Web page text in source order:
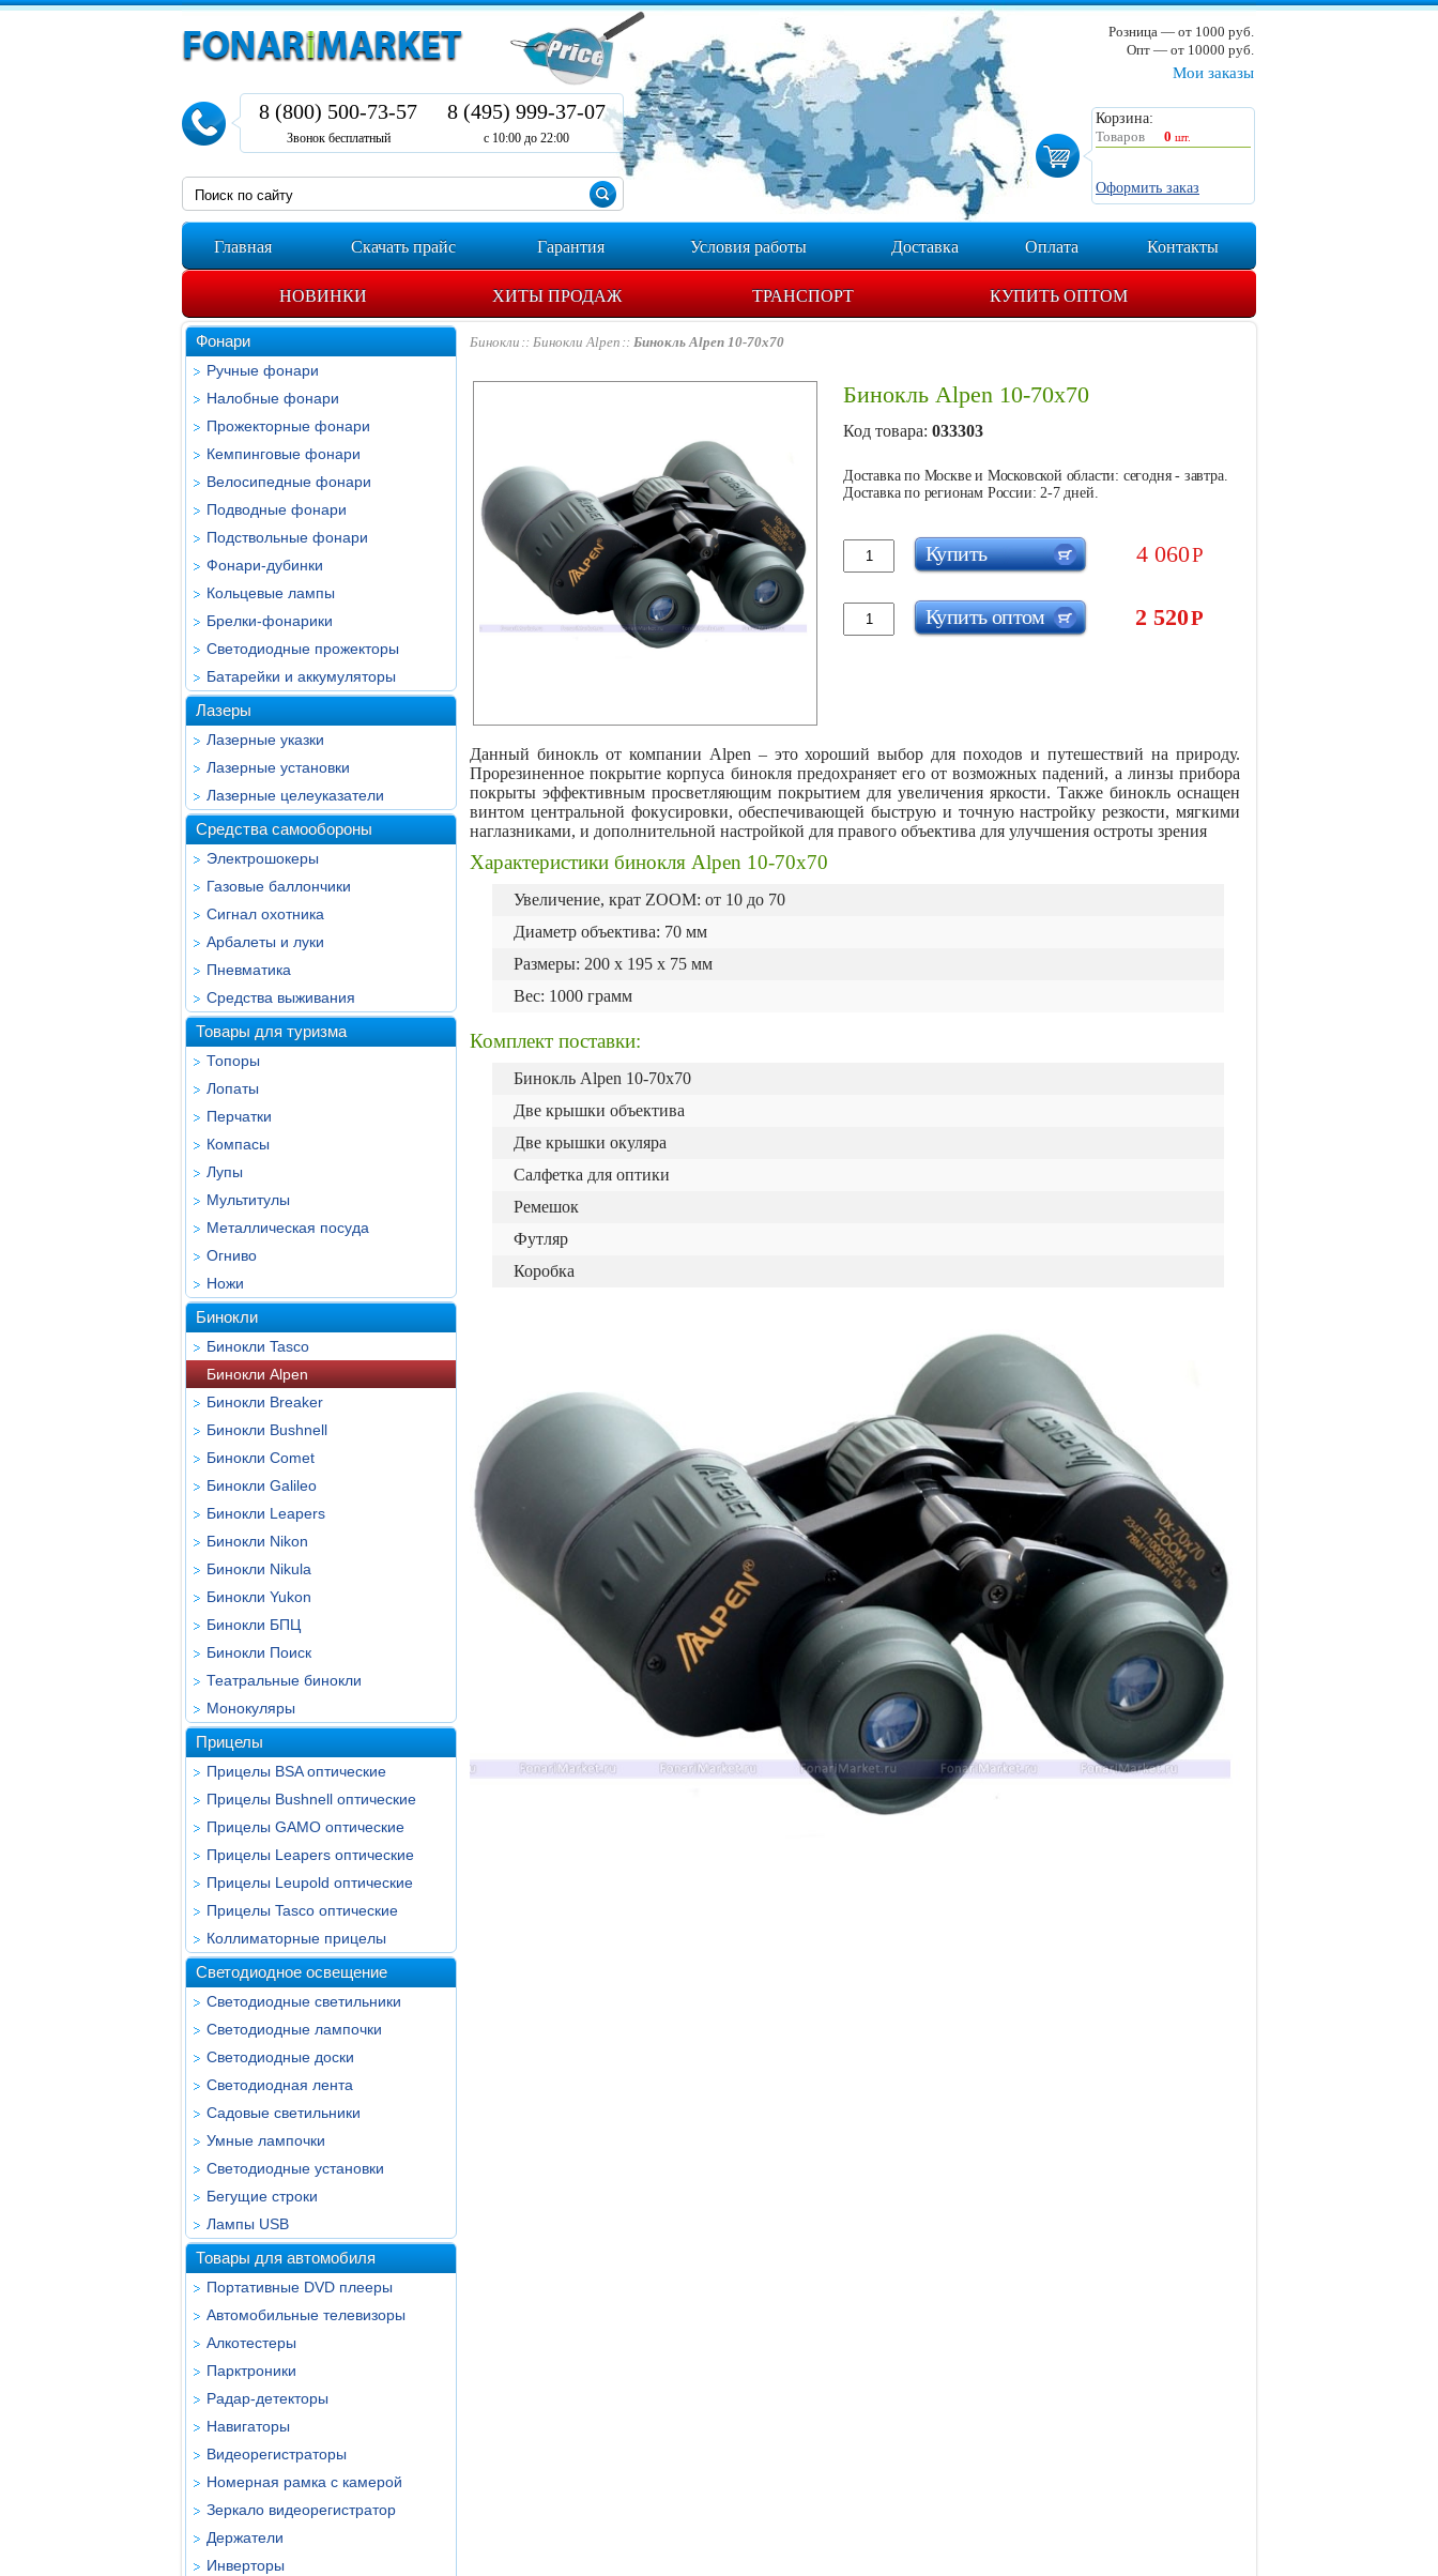
Мои заказы
Корзина:
Товаров
0 шт.
Оформить заказ
8 (800) 500-73-57
Звонок бесплатный
8 (495) 999-37-07
с 10:00 до 22:00
Розница — от 1000 руб.
Опт — от 10000 руб.
Главная Скачать прайс Гарантия Условия работы Доставка Оплата Контакты
НОВИНКИ ХИТЫ ПРОДАЖ ТРАНСПОРТ КУПИТЬ ОПТОМ
Фонари
Ручные фонари
Налобные фонари
Прожекторные фонари
Кемпинговые фонари
Велосипедные фонари
Подводные фонари
Подствольные фонари
Фонари-дубинки
Кольцевые лампы
Брелки-фонарики
Светодиодные прожекторы
Батарейки и аккумуляторы
Лазеры
Лазерные указки
Лазерные установки
Лазерные целеуказатели
Средства самообороны
Электрошокеры
Газовые баллончики
Сигнал охотника
Арбалеты и луки
Пневматика
Средства выживания
Товары для туризма
Топоры
Лопаты
Перчатки
Компасы
Лупы
Мультитулы
Металлическая посуда
Огниво
Ножи
Бинокли
Бинокли Tasco
Бинокли Alpen
Бинокли Breaker
Бинокли Bushnell
Бинокли Comet
Бинокли Galileo
Бинокли Leapers
Бинокли Nikon
Бинокли Nikula
Бинокли Yukon
Бинокли БПЦ
Бинокли Поиск
Театральные бинокли
Монокуляры
Прицелы
Прицелы BSA оптические
Прицелы Bushnell оптические
Прицелы GAMO оптические
Прицелы Leapers оптические
Прицелы Leupold оптические
Прицелы Tasco оптические
Коллиматорные прицелы
Светодиодное освещение
Светодиодные светильники
Светодиодные лампочки
Светодиодные доски
Светодиодная лента
Садовые светильники
Умные лампочки
Светодиодные установки
Бегущие строки
Лампы USB
Товары для автомобиля
Портативные DVD плееры
Автомобильные телевизоры
Алкотестеры
Парктроники
Радар-детекторы
Навигаторы
Видеорегистраторы
Номерная рамка с камерой
Зеркало видеорегистратор
Держатели
Инверторы
Бинокли Бинокли Alpen Бинокль Alpen 10-70x70
Бинокль Alpen 10-70x70
Код товара: 033303
Доставка по Москве и Московской области: сегодня - завтра.
Доставка по регионам России: 2-7 дней.
4 060Р
Купить
2 520Р
Купить оптом
Данный бинокль от компании Alpen – это хороший выбор для походов и путешествий на природу.
Прорезиненное покрытие корпуса бинокля предохраняет его от возможных падений, а линзы прибора
покрыты эффективным просветляющим покрытием для увеличения яркости. Также бинокль оснащен
винтом центральной фокусировки, обеспечивающей быструю и точную настройку резкости, мягкими
наглазниками, и дополнительной настройкой для правого объектива для улучшения остроты зрения
Характеристики бинокля Alpen 10-70x70
Увеличение, крат ZOOM: от 10 до 70
Диаметр объектива: 70 мм
Размеры: 200 x 195 x 75 мм
Вес: 1000 грамм
Комплект поставки:
Бинокль Alpen 10-70x70
Две крышки объектива
Две крышки окуляра
Салфетка для оптики
Ремешок
Футляр
Коробка